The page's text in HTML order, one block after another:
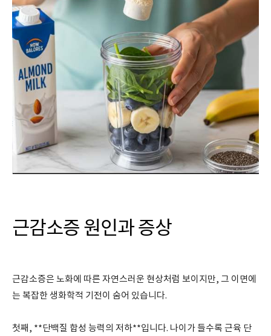
근감소증 원인과 증상
근감소증은 노화에 따른 자연스러운 현상처럼 보이지만, 그 이면에
는 복잡한 생화학적 기전이 숨어 있습니다.
첫째, **단백질 합성 능력의 저하**입니다. 나이가 들수록 근육 단